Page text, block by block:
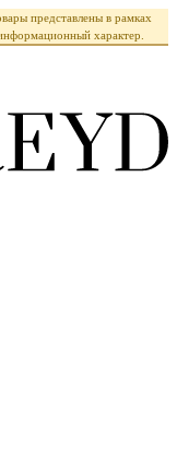
представлены в рамках
характер.